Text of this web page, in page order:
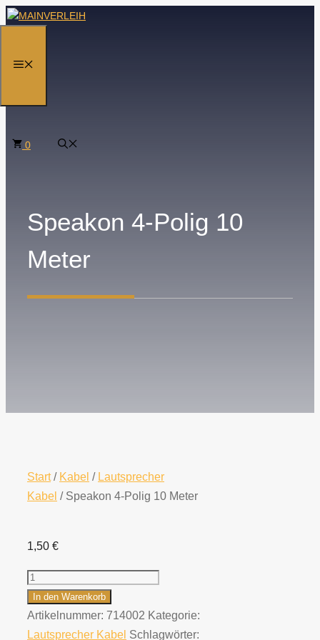
Zum
0
Speakon 4-Polig 10
Meter
Start/ Kabel / Lautsprecher
Kabel / Speakon 4-Polig 10 Meter
1,50 €
Speakon
4-
Polig
10
In den Warenkorb
Artikelnummer: 714002 Kategorie:
Lautsprecher Kabel Schlagwörter: